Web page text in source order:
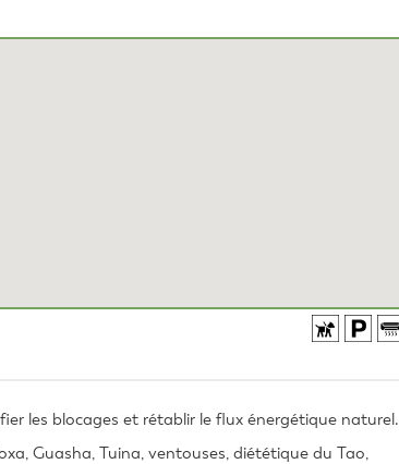
les blocages et rétablir le flux énergétique naturel.
Guasha, Tuina, ventouses, diététique du Tao,